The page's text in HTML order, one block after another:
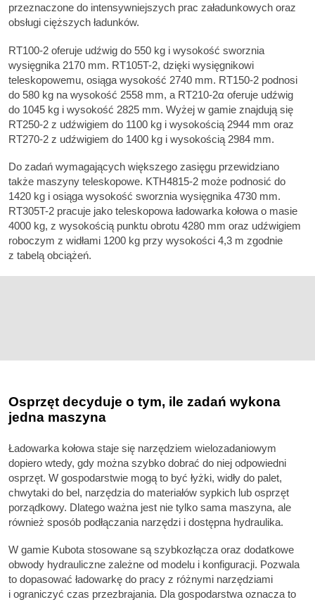
przeznaczone do intensywniejszych prac załadunkowych oraz
obsługi cięższych ładunków.
RT100-2 oferuje udźwig do 550 kg i wysokość sworznia
wysięgnika 2170 mm. RT105T-2, dzięki wysięgnikowi
teleskopowemu, osiąga wysokość 2740 mm. RT150-2 podnosi
do 580 kg na wysokość 2558 mm, a RT210-2α oferuje udźwig
do 1045 kg i wysokość 2825 mm. Wyżej w gamie znajdują się
RT250-2 z udźwigiem do 1100 kg i wysokością 2944 mm oraz
RT270-2 z udźwigiem do 1400 kg i wysokością 2984 mm.
Do zadań wymagających większego zasięgu przewidziano
także maszyny teleskopowe. KTH4815-2 może podnosić do
1420 kg i osiąga wysokość sworznia wysięgnika 4730 mm.
RT305T-2 pracuje jako teleskopowa ładowarka kołowa o masie
4000 kg, z wysokością punktu obrotu 4280 mm oraz udźwigiem
roboczym z widłami 1200 kg przy wysokości 4,3 m zgodnie
z tabelą obciążeń.
Osprzęt decyduje o tym, ile zadań wykona
jedna maszyna
Ładowarka kołowa staje się narzędziem wielozadaniowym
dopiero wtedy, gdy można szybko dobrać do niej odpowiedni
osprzęt. W gospodarstwie mogą to być łyżki, widły do palet,
chwytaki do bel, narzędzia do materiałów sypkich lub osprzęt
porządkowy. Dlatego ważna jest nie tylko sama maszyna, ale
również sposób podłączania narzędzi i dostępna hydraulika.
W gamie Kubota stosowane są szybkozłącza oraz dodatkowe
obwody hydrauliczne zależne od modelu i konfiguracji. Pozwala
to dopasować ładowarkę do pracy z różnymi narzędziami
i ograniczyć czas przezbrajania. Dla gospodarstwa oznacza to